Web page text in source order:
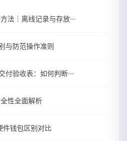
法｜离线记录与存放···
与防范操作准则
验收表：如何判断···
性全面解析
钱包区别对比